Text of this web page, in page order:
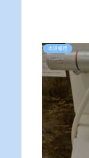
水道修理